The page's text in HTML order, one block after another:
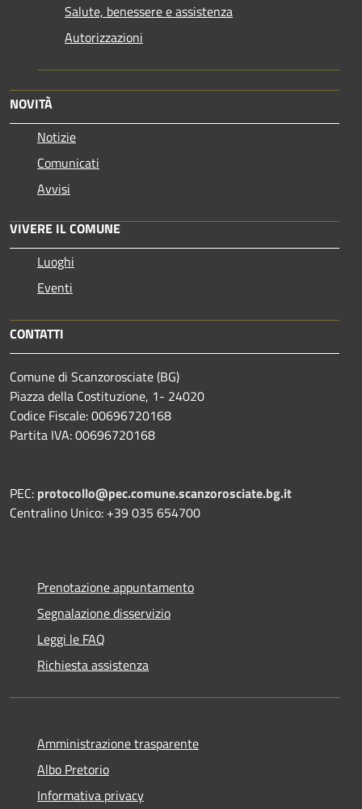
Salute, benessere e assistenza
Autorizzazioni
NOVITÀ
Notizie
Comunicati
Avvisi
VIVERE IL COMUNE
Luoghi
Eventi
CONTATTI
Comune di Scanzorosciate (BG)
Piazza della Costituzione, 1- 24020
Codice Fiscale: 00696720168
Partita IVA: 00696720168
PEC: protocollo@pec.comune.scanzorosciate.bg.it
Centralino Unico: +39 035 654700
Prenotazione appuntamento
Segnalazione disservizio
Leggi le FAQ
Richiesta assistenza
Amministrazione trasparente
Albo Pretorio
Informativa privacy